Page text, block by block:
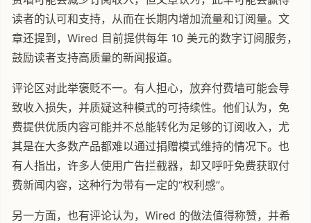
读者的认可和支持，从而在长期内增加流量和订阅量。文
章还提到，Wired 目前提供每年 10 美元的数字订阅服务，
鼓励读者支持高质量的新闻报道。
评论区对此举褒贬不一。有人担心，放弃付费墙可能会导
致收入损失，并质疑这种模式的可持续性。他们认为，免
费提供优质内容可能并不总能转化为足够的订阅收入，尤
其是在大多数产品都难以通过捐赠模式维持的情况下。也
有人指出，许多人使用广告拦截器，却又呼吁免费获取付
费新闻内容，这种行为带有一定的“权利感”。
另一方面，也有评论认为，Wired 的做法值得称赞，并希